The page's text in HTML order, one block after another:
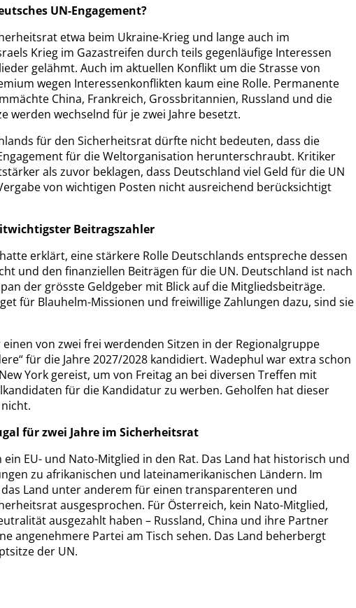
UN-Engagement?
etwa beim Ukraine-Krieg und lange auch im
Krieg im Gazastreifen durch teils gegenläufige Interessen
gelähmt. Auch im aktuellen Konflikt um die Strasse von
wegen Interessenkonflikten kaum eine Rolle. Permanente
China, Frankreich, Grossbritannien, Russland und die
werden wechselnd für je zwei Jahre besetzt.
für den Sicherheitsrat dürfte nicht bedeuten, dass die
für die Weltorganisation herunterschraubt. Kritiker
als zuvor beklagen, dass Deutschland viel Geld für die UN
von wichtigen Posten nicht ausreichend berücksichtigt
Beitragszahler
erklärt, eine stärkere Rolle Deutschlands entspreche dessen
und den finanziellen Beiträgen für die UN. Deutschland ist nach
der grösste Geldgeber mit Blick auf die Mitgliedsbeiträge.
für Blauhelm-Missionen und freiwillige Zahlungen dazu, sind sie
von zwei frei werdenden Sitzen in der Regionalgruppe
für die Jahre 2027/2028 kandidiert. Wadephul war extra schon
York gereist, um von Freitag an bei diversen Treffen mit
für die Kandidatur zu werben. Geholfen hat dieser
für zwei Jahre im Sicherheitsrat
EU- und Nato-Mitglied in den Rat. Das Land hat historisch und
zu afrikanischen und lateinamerikanischen Ländern. Im
Land unter anderem für einen transparenteren und
ausgesprochen. Für Österreich, kein Nato-Mitglied,
ausgezahlt haben – Russland, China und ihre Partner
angenehmere Partei am Tisch sehen. Das Land beherbergt
der UN.